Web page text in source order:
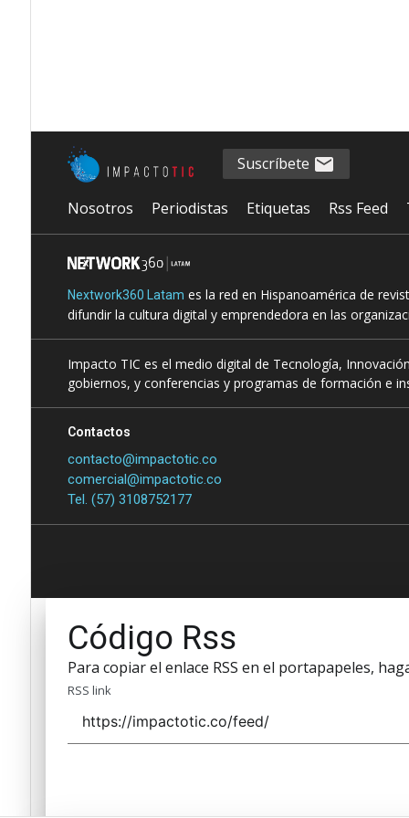
Suscríbete
Nosotros Periodistas Etiquetas Rss Feed
Nextwork360 Latam es la red en Hispanoamérica de
difundir la cultura digital y emprendedora en las
Impacto TIC es el medio digital de Tecnología,
gobiernos, y conferencias y programas de formación e
Contactos
contacto@impactotic.co
comercial@impactotic.co
Tel. (57) 3108752177
Código Rss
Para copiar el enlace RSS en el portapapeles,
RSS link